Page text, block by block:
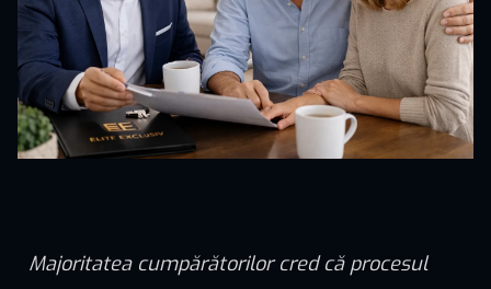
Majoritatea cumpărătorilor cred că procesul